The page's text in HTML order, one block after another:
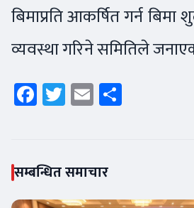
बिमाप्रति आकर्षित गर्न
व्यवस्था गरिने समितिले
Facebook
Twitter
Email
सम्बन्धित समाचार